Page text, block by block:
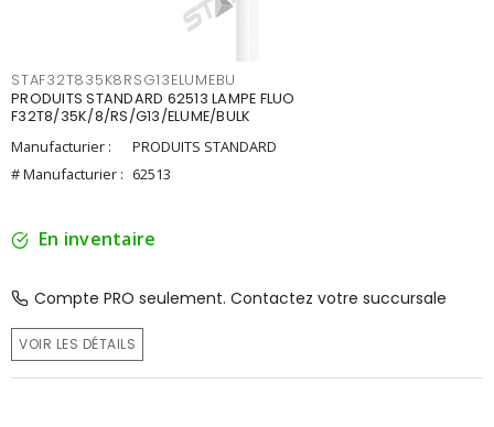
STAF32T835K8RSG13ELUMEBU
PRODUITS STANDARD 62513 LAMPE FLUO
F32T8/35K/8/RS/G13/ELUME/BULK
Manufacturier :
PRODUITS STANDARD
# Manufacturier : 62513
En inventaire
Compte PRO seulement. Contactez votre succursale
VOIR LES DÉTAILS